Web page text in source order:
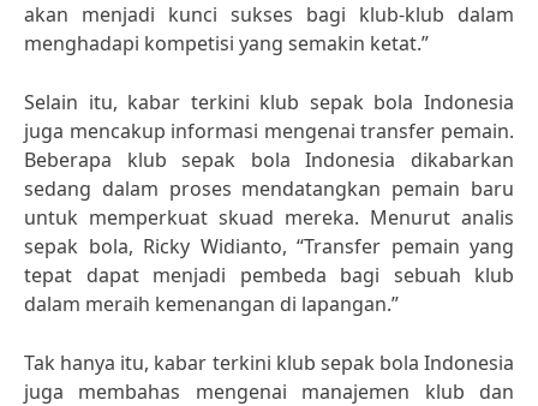
akan menjadi kunci sukses bagi klub-klub dalam
menghadapi kompetisi yang semakin ketat.”
Selain itu, kabar terkini klub sepak bola Indonesia
juga mencakup informasi mengenai transfer pemain.
Beberapa klub sepak bola Indonesia dikabarkan
sedang dalam proses mendatangkan pemain baru
untuk memperkuat skuad mereka. Menurut analis
sepak bola, Ricky Widianto, “Transfer pemain yang
tepat dapat menjadi pembeda bagi sebuah klub
dalam meraih kemenangan di lapangan.”
Tak hanya itu, kabar terkini klub sepak bola Indonesia
juga membahas mengenai manajemen klub dan